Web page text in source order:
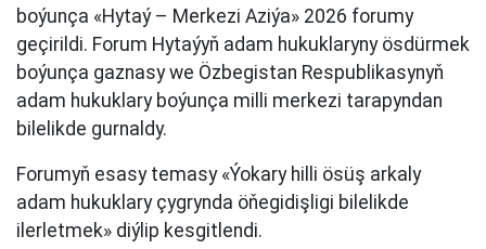
boýunça «Hytaý – Merkezi Aziýa» 2026 forumy
geçirildi. Forum Hytaýyň adam hukuklaryny ösdürmek
boýunça gaznasy we Özbegistan Respublikasynyň
adam hukuklary boýunça milli merkezi tarapyndan
bilelikde gurnaldy.
Forumyň esasy temasy «Ýokary hilli ösüş arkaly
adam hukuklary çygrynda öňegidişligi bilelikde
ilerletmek» diýlip kesgitlendi.